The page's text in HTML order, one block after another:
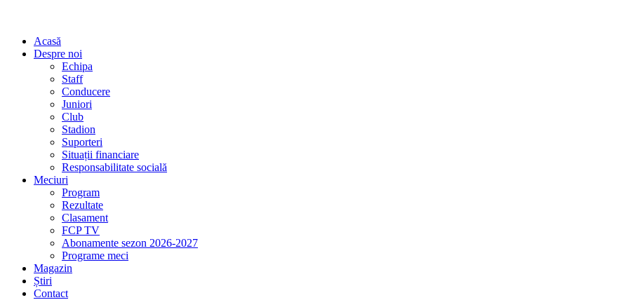
Acasă
Despre noi
Echipa
Staff
Conducere
Juniori
Club
Stadion
Suporteri
Situații financiare
Responsabilitate socială
Meciuri
Program
Rezultate
Clasament
FCP TV
Abonamente sezon 2026-2027
Programe meci
Magazin
Știri
Contact